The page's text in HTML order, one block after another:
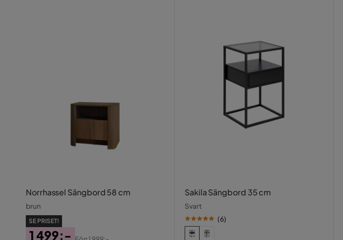
Norrhassel Sängbord 58 cm
brun
SE PRISET!
1 499:-
Sakila Sängbord 35 cm
Svart
(6)